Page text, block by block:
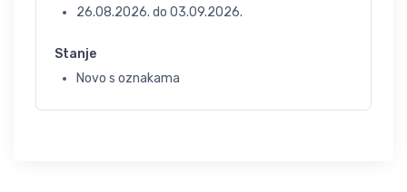
26.08.2026. do 03.09.2026.
Stanje
Novo s oznakama